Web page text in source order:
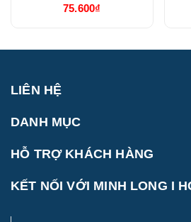
75.600₫
LIÊN HỆ
DANH MỤC
HỖ TRỢ KHÁCH HÀNG
KẾT NỐI VỚI MINH LONG I